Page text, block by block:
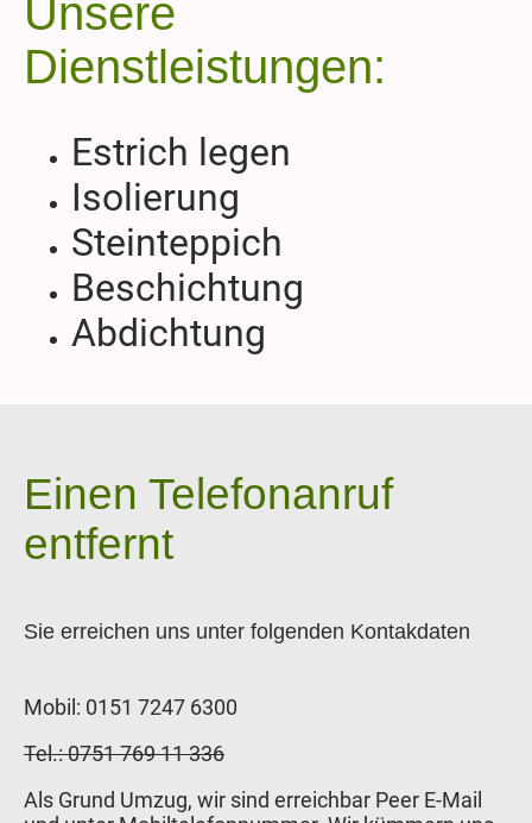
Unsere
Dienstleistungen:
Estrich legen
Isolierung
Steinteppich
Beschichtung
Abdichtung
Einen Telefonanruf
entfernt
Sie erreichen uns unter folgenden Kontakdaten
Mobil: 0151 7247 6300
Tel.: 0751 769 11 336
Als Grund Umzug, wir sind erreichbar Peer E-Mail